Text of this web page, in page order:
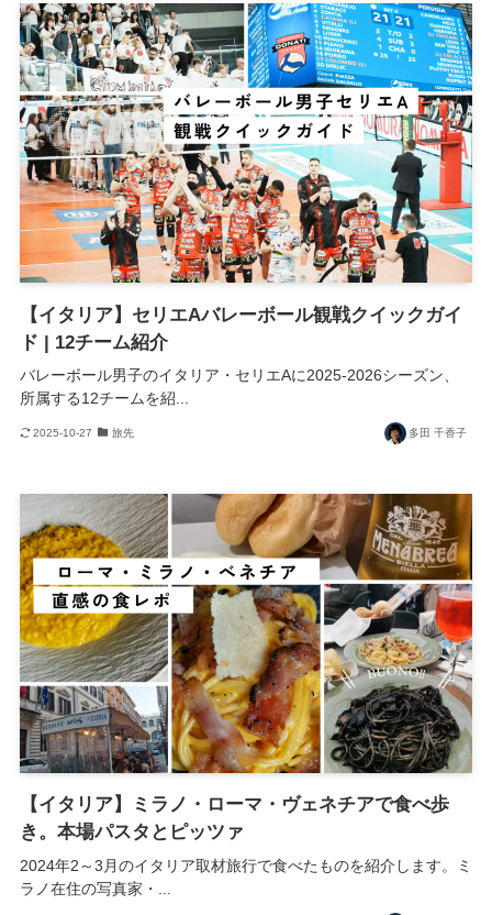
【イタリア】セリエAバレーボール観戦クイックガイ
ド | 12チーム紹介
バレーボール男子のイタリア・セリエAに2025-2026シーズン、
所属する12チームを紹...
2025-10-27 旅先 多田 千香子
【イタリア】ミラノ・ローマ・ヴェネチアで食べ歩
き。本場パスタとピッツァ
2024年2～3月のイタリア取材旅行で食べたものを紹介します。ミ
ラノ在住の写真家・...